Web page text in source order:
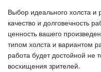
Выбор идеального холста и
качество и долговечность
ценность вашего
типом холста и вариантом
работа будет достойной не
восхищения зрителей.